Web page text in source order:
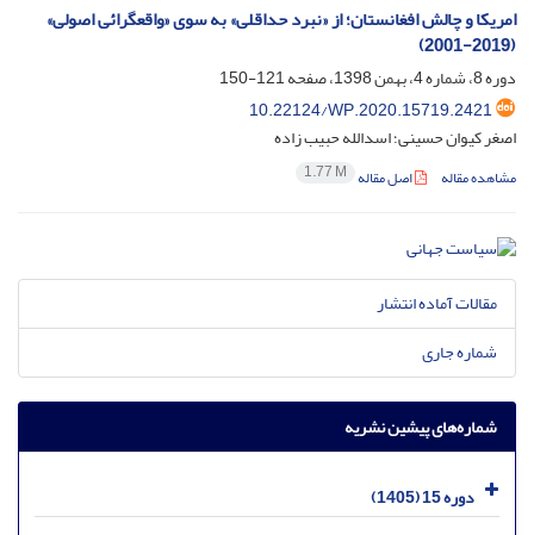
امریکا و چالش افغانستان؛ از «نبرد حداقلی» به سوی «واقعگرائی اصولی»
(2019-2001)
دوره 8، شماره 4، بهمن 1398، صفحه
121-150
10.22124/WP.2020.15719.2421
اصغر کیوان حسینی؛ اسدالله حبیب زاده
مشاهده مقاله اصل مقاله 1.77 M
مقالات آماده انتشار
شماره جاری
شماره‌های پیشین نشریه
دوره 15 (1405)